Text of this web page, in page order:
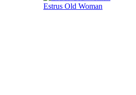
Estrus Old Woman